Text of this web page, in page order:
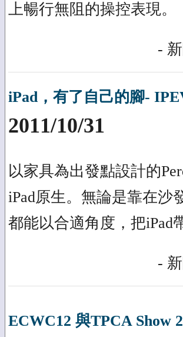
上暢行無阻的操控表現。
-
iPad，有了自己的腳-
2011/10/31
以家具為出發點設計的
iPad原生。無論是靠在沙
都能以合適角度，把iPad
-
ECWC12 與TPCA Show